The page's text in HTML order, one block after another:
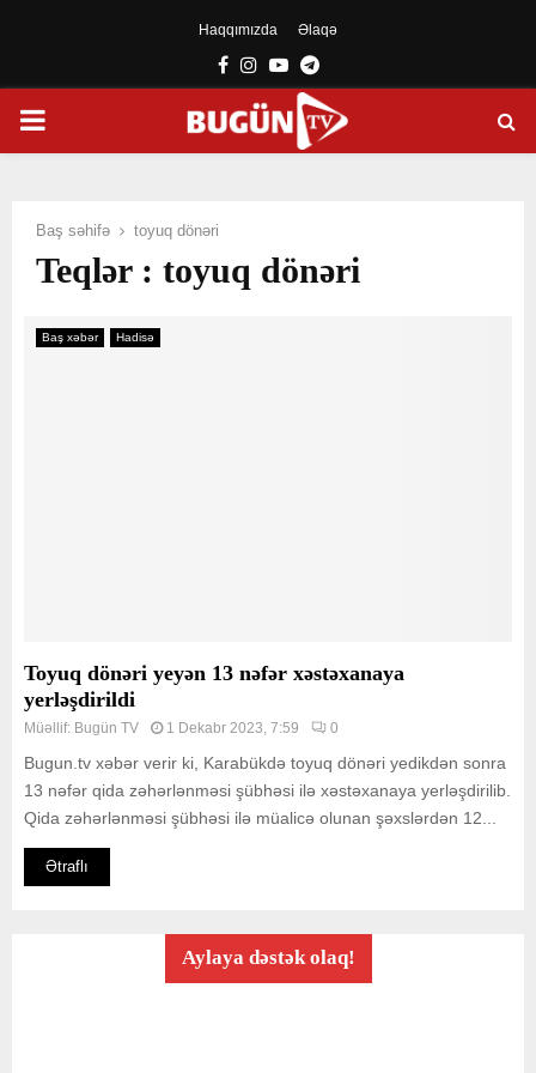
Haqqımızda Əlaqə
Facebook
Instagram
YoutubeTelegram
PRIMARY
Baş səhifə toyuq dönəri
Teqlər : toyuq dönəri
Baş xəbər Hadisə
Toyuq dönəri yeyən 13 nəfər xəstəxanaya
yerləşdirildi
Müəllif: Bugün TV 1 Dekabr 2023, 7:59 0
Bugun.tv xəbər verir ki, Karabükdə toyuq dönəri yedikdən sonra
13 nəfər qida zəhərlənməsi şübhəsi ilə xəstəxanaya yerləşdirilib.
Qida zəhərlənməsi şübhəsi ilə müalicə olunan şəxslərdən 12...
Ətraflı
Aylaya dəstək olaq!